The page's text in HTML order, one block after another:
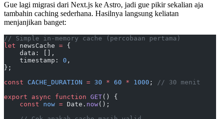
Gue lagi migrasi dari Next.js ke Astro, jadi gue pikir sekalian aja
tambahin caching sederhana. Hasilnya langsung keliatan
menjanjikan banget:
// Simple in-memory cache (percobaan pertama)
let newsCache = {
    data: [],
    timestamp:
0 ,
};
const CACHE_DURATION = 30 * 60 * 1000 ;
// 30 menit
export async function GET() {
    const
now = Date. now();